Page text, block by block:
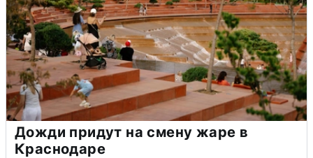
Дожди придут на смену жаре в
Краснодаре